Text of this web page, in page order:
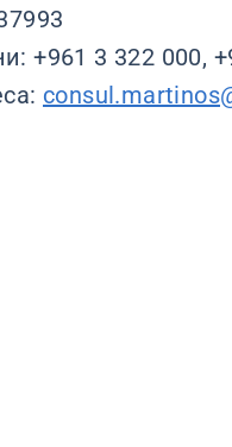
+961 3 322 000,